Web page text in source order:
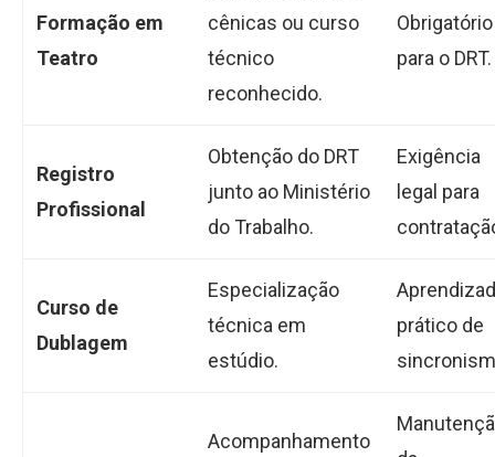
Formação em
Teatro
cênicas ou curso
técnico
reconhecido.
Obrigatório
para o DRT.
Registro
Profissional
Obtenção do DRT
junto ao Ministério
do Trabalho.
Exigência
legal para
Curso de
Dublagem
Especialização
técnica em
estúdio.
prático de
Acompanhamento